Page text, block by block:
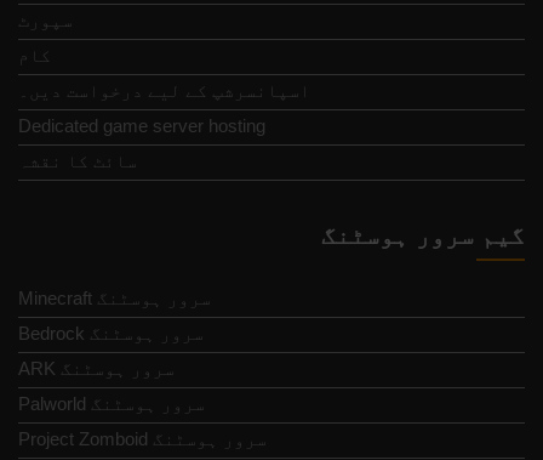
سپورٹ
کام
اسپانسرشپ کے لیے درخواست دیں۔
Dedicated game server hosting
سائٹ کا نقشہ
گیم سرور ہوسٹنگ
Minecraft سرور ہوسٹنگ
Bedrock سرور ہوسٹنگ
ARK سرور ہوسٹنگ
Palworld سرور ہوسٹنگ
Project Zomboid سرور ہوسٹنگ